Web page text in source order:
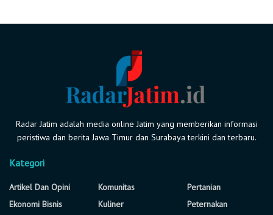
Radar Jatim adalah media online Jatim yang memberikan informasi
peristiwa dan berita Jawa Timur dan Surabaya terkini dan terbaru.
Kategori
Artikel Dan Opini
Ekonomi Bisnis
Komunitas
Kuliner
Pertanian
Peternakan